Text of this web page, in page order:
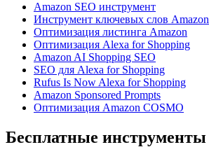
Amazon SEO инструмент
Инструмент ключевых слов Amazon
Оптимизация листинга Amazon
Оптимизация Alexa for Shopping
Amazon AI Shopping SEO
SEO для Alexa for Shopping
Rufus Is Now Alexa for Shopping
Amazon Sponsored Prompts
Оптимизация Amazon COSMO
Бесплатные инструменты